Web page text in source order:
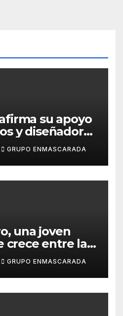
su apoyo
y diseñadores
Tenerife
GRUPO ENMASCARADA
una joven
crece entre la
por el
GRUPO ENMASCARADA